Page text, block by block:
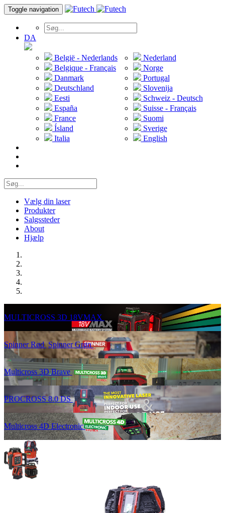
Toggle navigation
DA
België - Nederlands
Belgique - Français
Danmark
Deutschland
Eesti
España
France
Ísland
Italia
Nederland
Norge
Portugal
Slovenija
Schweiz - Deutsch
Suisse - Français
Suomi
Sverige
English
Vælg din laser
Produkter
Salgssteder
About
Hjælp
MULTICROSS 3D 18VMAX
Spinner Rød Spinner Grøn
Multicross 3D Brave
PROCROSS 8.0 DS
Multicross 4D Electronic